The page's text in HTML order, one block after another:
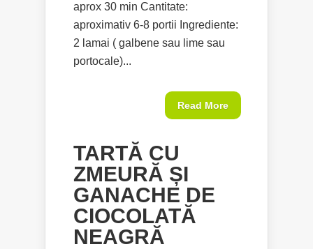
aprox 30 min Cantitate:
aproximativ 6-8 portii Ingrediente:
2 lamai ( galbene sau lime sau
portocale)...
Read More
TARTĂ CU
ZMEURĂ ȘI
GANACHE DE
CIOCOLATĂ
NEAGRĂ